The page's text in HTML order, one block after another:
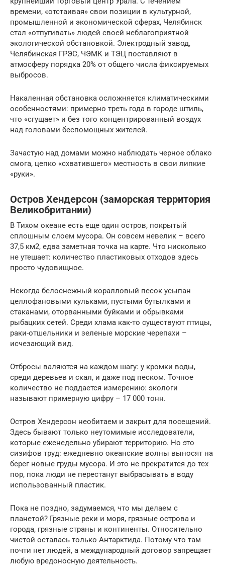
времени, «отстаивая» свои позиции в культурной,
промышленной и экономической сферах, Челябинск
стал «отпугивать» людей своей неблагоприятной
экологической обстановкой. Электродный завод,
Челябинская ГРЭС, ЧЭМК и ТЭЦ поставляют в
атмосферу порядка 20% от общего числа фиксируемых
выбросов.
Накаленная обстановка осложняется климатическими
особенностями: примерно треть года в городе штиль,
что «сгущает» и без того концентрированный воздух
над головами беспомощных жителей.
Зачастую над домами можно наблюдать черное облако
смога, цепко «схватившего» местность в свои липкие
«руки».
Остров Хендерсон (заморская территория
Великобритании)
В Тихом океане есть еще один остров, покрытый
сплошным слоем мусора. Он совсем невелик – всего
37,5 км2, едва заметная точка на карте. Что нисколько
не утешает: количество пластиковых отходов здесь
просто чудовищное.
Некогда белоснежный коралловый песок усыпан
целлофановыми кульками, пустыми бутылками и
стаканами, оторванными буйками и обрывками
рыбацких сетей. Среди хлама как-то существуют птицы,
раки-отшельники и зеленые морские черепахи –
исчезающий вид.
Отбросы валяются на каждом шагу: у кромки воды,
среди деревьев и скал, и даже под песком. Точное
количество не поддается измерению: экологи
называют примерную цифру – 17 000 тонн.
Остров Хендерсон необитаем и закрыт для посещений.
Здесь бывают только неутомимые исследователи,
которые еженедельно убирают территорию. Но это
сизифов труд: ежедневно океанские волны выносят на
берег новые груды мусора. И это не прекратится до тех
пор, пока люди не перестанут выбрасывать в воду
использованный пластик.
Пока не поздно, задумаемся, что мы делаем с
планетой? Грязные реки и моря, грязные острова и
города, грязные страны и континенты. Относительно
чистой осталась только Антарктида. Потому что там
почти нет людей, а международный договор запрещает
любую вредоносную деятельность.